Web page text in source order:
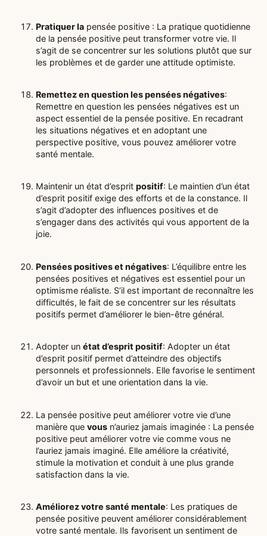
Pratiquer la pensée positive : La pratique quotidienne
de la pensée positive peut transformer votre vie. Il
s’agit de se concentrer sur les solutions plutôt que sur
les problèmes et de garder une attitude optimiste.
Remettez en question les pensées négatives:
Remettre en question les pensées négatives est un
aspect essentiel de la pensée positive. En recadrant
les situations négatives et en adoptant une
perspective positive, vous pouvez améliorer votre
santé mentale.
Maintenir un état d’esprit positif: Le maintien d’un état
d’esprit positif exige des efforts et de la constance. Il
s’agit d’adopter des influences positives et de
s’engager dans des activités qui vous apportent de la
joie.
Pensées positives et négatives: L’équilibre entre les
pensées positives et négatives est essentiel pour un
optimisme réaliste. S’il est important de reconnaître les
difficultés, le fait de se concentrer sur les résultats
positifs permet d’améliorer le bien-être général.
Adopter un état d’esprit positif: Adopter un état
d’esprit positif permet d’atteindre des objectifs
personnels et professionnels. Elle favorise le sentiment
d’avoir un but et une orientation dans la vie.
La pensée positive peut améliorer votre vie d’une
manière que vous n’auriez jamais imaginée : La pensée
positive peut améliorer votre vie comme vous ne
l’auriez jamais imaginé. Elle améliore la créativité,
stimule la motivation et conduit à une plus grande
satisfaction dans la vie.
Améliorez votre santé mentale: Les pratiques de
pensée positive peuvent améliorer considérablement
votre santé mentale. Ils favorisent un sentiment de